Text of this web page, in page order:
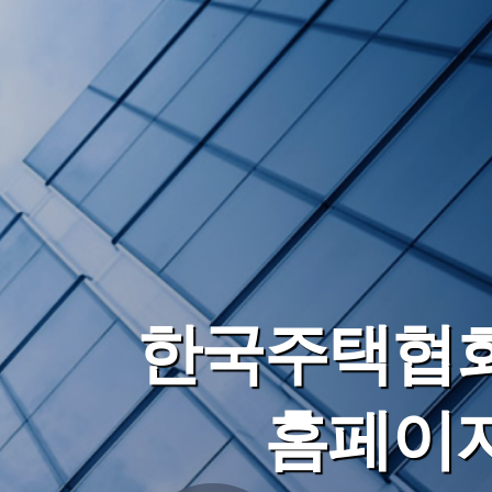
한국주택협
홈페이